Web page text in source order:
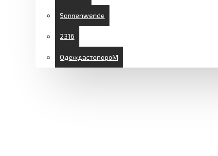
Sonnenwende
2316
ОдеждастопороМ